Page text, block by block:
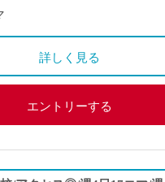
額支給
詳しく見る
エントリーする